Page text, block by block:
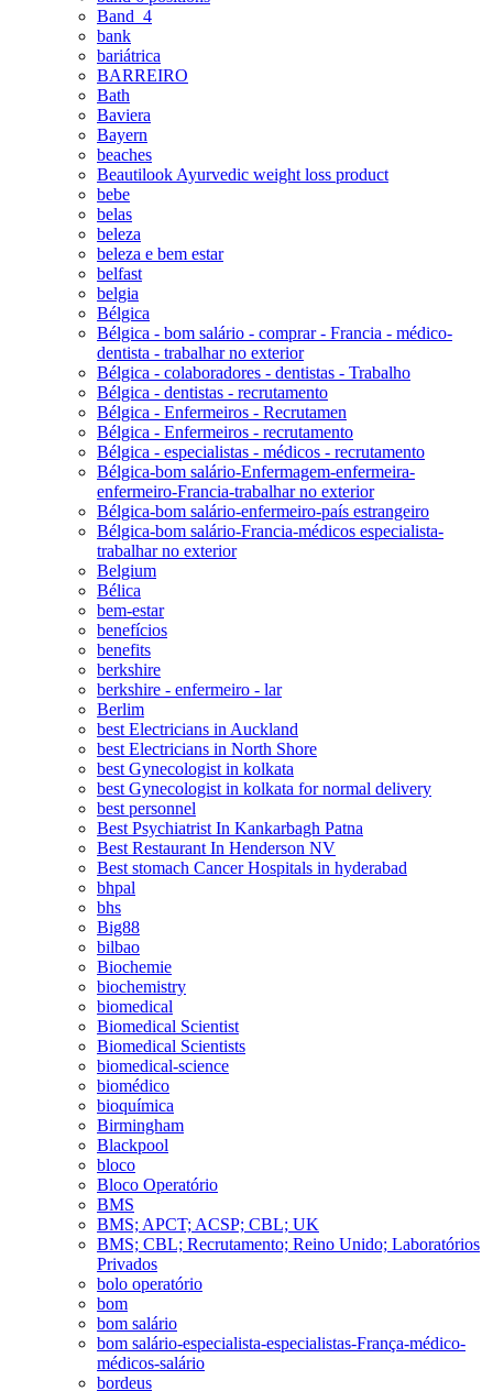
Band_4
bank
bariátrica
BARREIRO
Bath
Baviera
Bayern
beaches
Beautilook Ayurvedic weight loss product
bebe
belas
beleza
beleza e bem estar
belfast
belgia
Bélgica
Bélgica - bom salário - comprar - Francia - médico-
dentista - trabalhar no exterior
Bélgica - colaboradores - dentistas - Trabalho
Bélgica - dentistas - recrutamento
Bélgica - Enfermeiros - Recrutamen
Bélgica - Enfermeiros - recrutamento
Bélgica - especialistas - médicos - recrutamento
Bélgica-bom salário-Enfermagem-enfermeira-
enfermeiro-Francia-trabalhar no exterior
Bélgica-bom salário-enfermeiro-país estrangeiro
Bélgica-bom salário-Francia-médicos especialista-
trabalhar no exterior
Belgium
Bélica
bem-estar
benefícios
benefits
berkshire
berkshire - enfermeiro - lar
Berlim
best Electricians in Auckland
best Electricians in North Shore
best Gynecologist in kolkata
best Gynecologist in kolkata for normal delivery
best personnel
Best Psychiatrist In Kankarbagh Patna
Best Restaurant In Henderson NV
Best stomach Cancer Hospitals in hyderabad
bhpal
bhs
Big88
bilbao
Biochemie
biochemistry
biomedical
Biomedical Scientist
Biomedical Scientists
biomedical-science
biomédico
bioquímica
Birmingham
Blackpool
bloco
Bloco Operatório
BMS
BMS; APCT; ACSP; CBL; UK
BMS; CBL; Recrutamento; Reino Unido; Laboratórios
Privados
bolo operatório
bom
bom salário
bom salário-especialista-especialistas-França-médico-
médicos-salário
bordeus